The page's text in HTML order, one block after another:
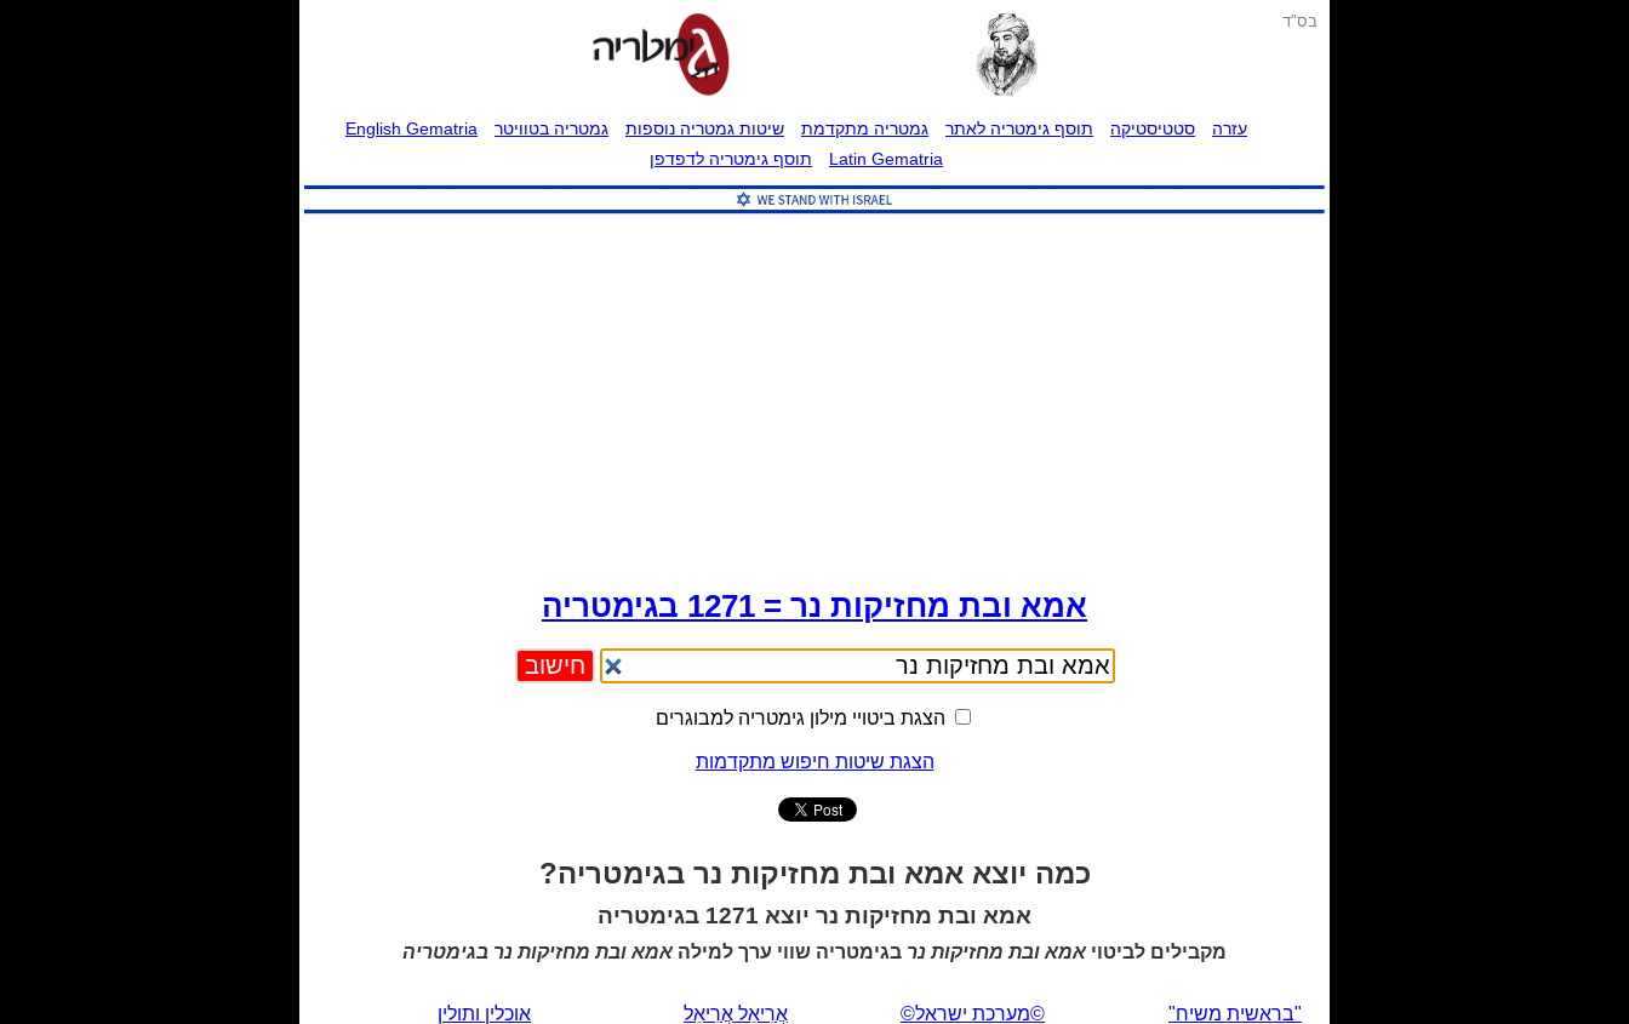
בס"ד
עזרה סטטיסטיקה תוסף גימטריה לאתר גמטריה מתקדמת שיטות גמטריה נוספות גמטריה בטוויטר
English Gematria
Latin Gematria
תוסף גימטריה לדפדפן
אמא ובת מחזיקות נר = 1271 בגימטריה
הצגת ביטויי מילון גימטריה למבוגרים
הצגת שיטות חיפוש מתקדמות
כמה יוצא אמא ובת מחזיקות נר בגימטריה?
אמא ובת מחזיקות נר יוצא 1271 בגימטריה
מקבילים לביטוי אמא ובת מחזיקות נר בגימטריה שווי ערך למילה אמא ובת מחזיקות נר בגימטריה
"בראשית משיח"
©מערכת ישראל©
אֲרִיאֵל אֲרִיאֵל
אוכלין ותולין